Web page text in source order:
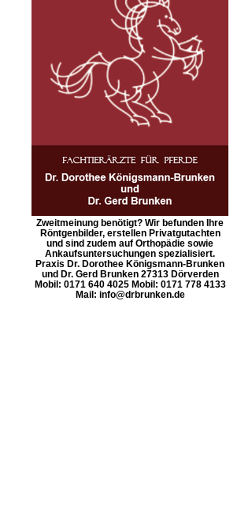
Zweitmeinung benötigt? Wir befunden Ihre
Röntgenbilder, erstellen Privatgutachten
und sind zudem auf Orthopädie sowie
Ankaufsuntersuchungen spezialisiert.
Praxis Dr. Dorothee Königsmann-Brunken
und Dr. Gerd Brunken 27313 Dörverden
Mobil: 0171 640 4025 Mobil: 0171 778 4133
Mail: info@drbrunken.de